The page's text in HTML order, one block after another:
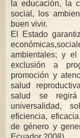
la educación, la
social, los
buen vivir.
El Estado
ambientales; y el
exclusión a
promoción y
salud
salud se
universalidad,
eficiencia,
de género y